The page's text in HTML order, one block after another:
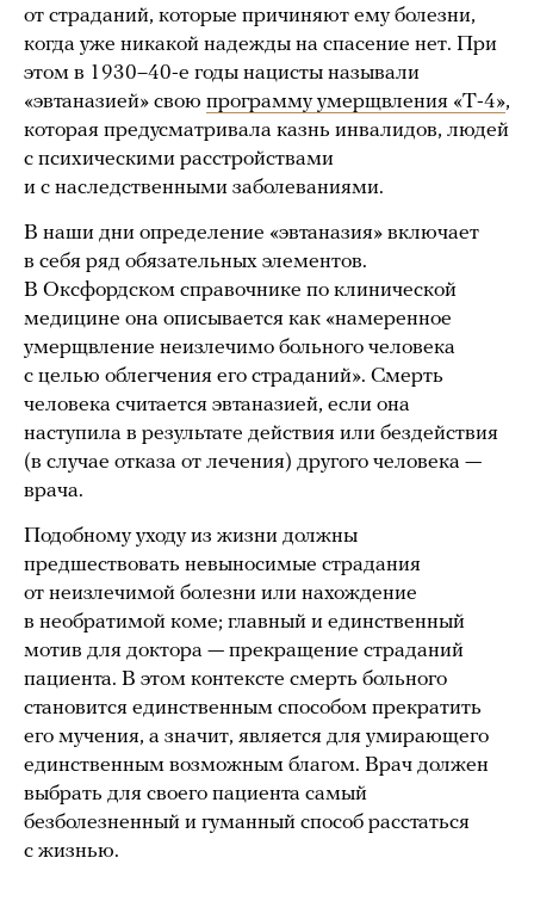
от страданий, которые причиняют ему болезни,
когда уже никакой надежды на спасение нет. При
этом в 1930–40-е годы нацисты называли
«эвтаназией» свою программу умерщвления «Т-4»,
которая предусматривала казнь инвалидов, людей
с психическими расстройствами
и с наследственными заболеваниями.
В наши дни определение «эвтаназия» включает
в себя ряд обязательных элементов.
В Оксфордском справочнике по клинической
медицине она описывается как «намеренное
умерщвление неизлечимо больного человека
с целью облегчения его страданий». Смерть
человека считается эвтаназией, если она
наступила в результате действия или бездействия
(в случае отказа от лечения) другого человека —
врача.
Подобному уходу из жизни должны
предшествовать невыносимые страдания
от неизлечимой болезни или нахождение
в необратимой коме; главный и единственный
мотив для доктора — прекращение страданий
пациента. В этом контексте смерть больного
становится единственным способом прекратить
его мучения, а значит, является для умирающего
единственным возможным благом. Врач должен
выбрать для своего пациента самый
безболезненный и гуманный способ расстаться
с жизнью.